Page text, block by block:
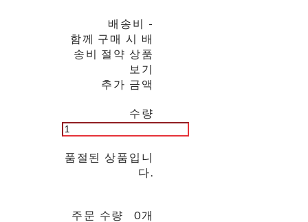
배송비 -
함께 구매 시 배
송비 절약 상품
보기
추가 금액
수량
품절된 상품입니
다.
주문 수량
0개